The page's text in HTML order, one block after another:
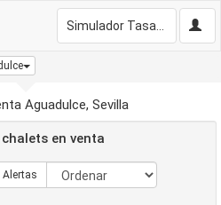
Aguadulce, Sevilla
chalets en venta